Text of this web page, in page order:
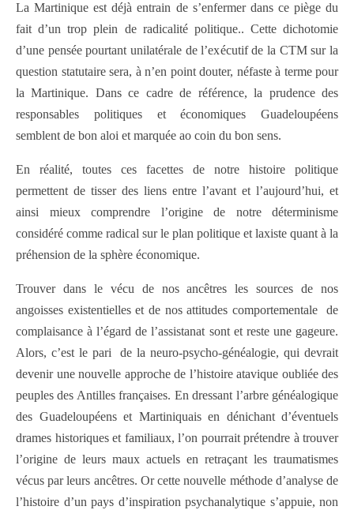
La Martinique est déjà entrain de s’enfermer dans ce piège du
fait d’un trop plein de radicalité politique.. Cette dichotomie
d’une pensée pourtant unilatérale de l’exécutif de la CTM sur la
question statutaire sera, à n’en point douter, néfaste à terme pour
la Martinique. Dans ce cadre de référence, la prudence des
responsables politiques et économiques Guadeloupéens
semblent de bon aloi et marquée ao coin du bon sens.
En réalité, toutes ces facettes de notre histoire politique
permettent de tisser des liens entre l’avant et l’aujourd’hui, et
ainsi mieux comprendre l’origine de notre déterminisme
considéré comme radical sur le plan politique et laxiste quant à la
préhension de la sphère économique.
Trouver dans le vécu de nos ancêtres les sources de nos
angoisses existentielles et de nos attitudes comportementale de
complaisance à l’égard de l’assistanat sont et reste une gageure.
Alors, c’est le pari de la neuro-psycho-généalogie, qui devrait
devenir une nouvelle approche de l’histoire atavique oubliée des
peuples des Antilles françaises. En dressant l’arbre généalogique
des Guadeloupéens et Martiniquais en dénichant d’éventuels
drames historiques et familiaux, l’on pourrait prétendre à trouver
l’origine de leurs maux actuels en retraçant les traumatismes
vécus par leurs ancêtres. Or cette nouvelle méthode d’analyse de
l’histoire d’un pays d’inspiration psychanalytique s’appuie, non